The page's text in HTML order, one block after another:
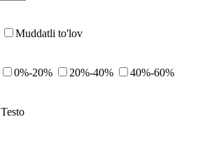
Muddatli to'lov
0%-20% 20%-40%
40%-60%
Testo